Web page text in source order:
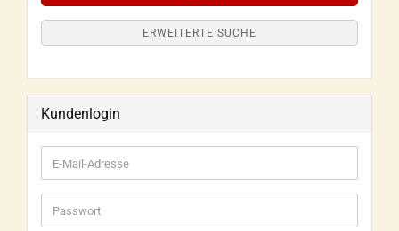
ERWEITERTE SUCHE
Kundenlogin